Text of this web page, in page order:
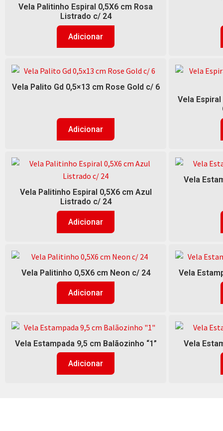
Vela Palitinho Espiral 0,5X6 cm Rosa
Listrado c/ 24
Adicionar
Vela Palito Gd 0,5×13 cm Rose Gold c/ 6
Adicionar
Vela
Vela Palitinho Espiral 0,5X6 cm Azul
Listrado c/ 24
Adicionar
Vela
Vela Palitinho 0,5X6 cm Neon c/ 24
Adicionar
Vela
Vela Estampada 9,5 cm Balãozinho “1”
Adicionar
Vela